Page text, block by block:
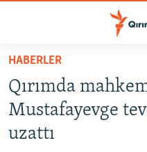
Esas
qaytmaq
Baş
navigatsiyağa
qaytmaq
HABERLER
SİYASET
İQTİSADİYAT
HABERLER
Qırımda
Mustafayevge
uzattı